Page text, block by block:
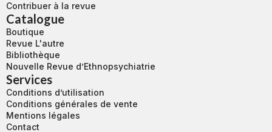
Contribuer à la revue
Catalogue
Boutique
Revue L'autre
Bibliothèque
Nouvelle Revue d’Ethnopsychiatrie
Services
Conditions d’utilisation
Conditions générales de vente
Mentions légales
Contact